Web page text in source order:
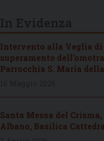
Intervento alla Veglia
superamento
Parrocchia S. Maria
Santa Messa del
Albano, Basilica